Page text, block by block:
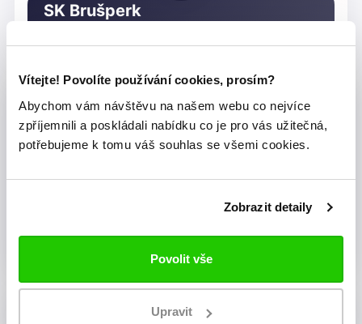
Vítejte! Povolíte používání cookies, prosím?
Abychom vám návštěvu na našem webu co nejvíce
zpříjemnili a poskládali nabídku co je pro vás užitečná,
potřebujeme k tomu váš souhlas se všemi cookies.
Zobrazit detaily
Povolit vše
Upravit
SK Brušperk